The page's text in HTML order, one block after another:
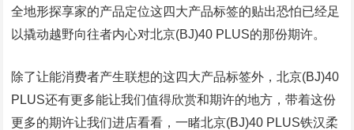
全地形探享家的产品定位这四大产品标签的贴出恐怕已经足
以撬动越野向往者内心对北京(BJ)40 PLUS的那份期许。
除了让能消费者产生联想的这四大产品标签外，北京(BJ)40
PLUS还有更多能让我们值得欣赏和期许的地方，带着这份
更多的期许让我们进店看看，一睹北京(BJ)40 PLUS铁汉柔